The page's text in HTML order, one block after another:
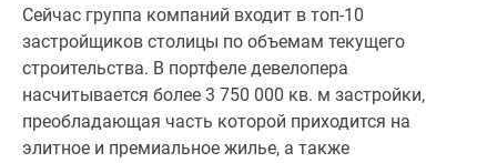
Сейчас группа компаний входит в топ-10
застройщиков столицы по объемам текущего
строительства. В портфеле девелопера
насчитывается более 3 750 000 кв. м застройки,
преобладающая часть которой приходится на
элитное и премиальное жилье, а также